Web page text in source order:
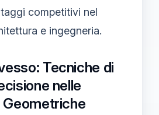
competitivi nel
e ingegneria.
Tecniche di
nelle